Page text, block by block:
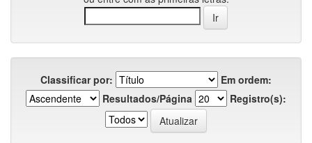
Classificar por:
Em ordem:
Resultados/Página
Registro(s):